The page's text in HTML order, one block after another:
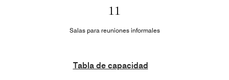
11
Salas para reuniones informales
Tabla de capacidad